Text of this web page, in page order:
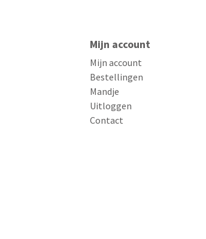
Mijn account
Mijn account
Bestellingen
Mandje
Uitloggen
Contact